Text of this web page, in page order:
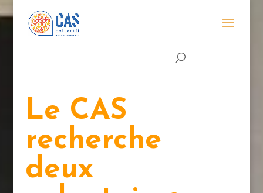
Le CAS
recherche
deux